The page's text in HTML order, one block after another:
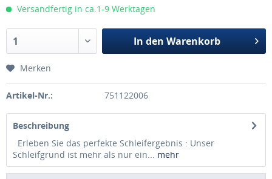
Versandfertig in ca.1-9 Werktagen
In den Warenkorb
Merken
Artikel-Nr.: 751122006
Beschreibung
Erleben Sie das perfekte Schleifergebnis : Unser
Schleifgrund ist mehr als nur ein... mehr